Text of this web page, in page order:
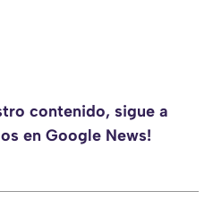
contenido, sigue a
en Google News!